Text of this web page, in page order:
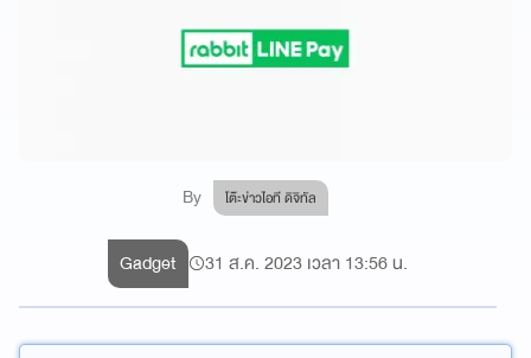
By โต๊ะข่าวไอที ดิจิทัล
Gadget 31 ส.ค. 2023 เวลา 13:56 น.